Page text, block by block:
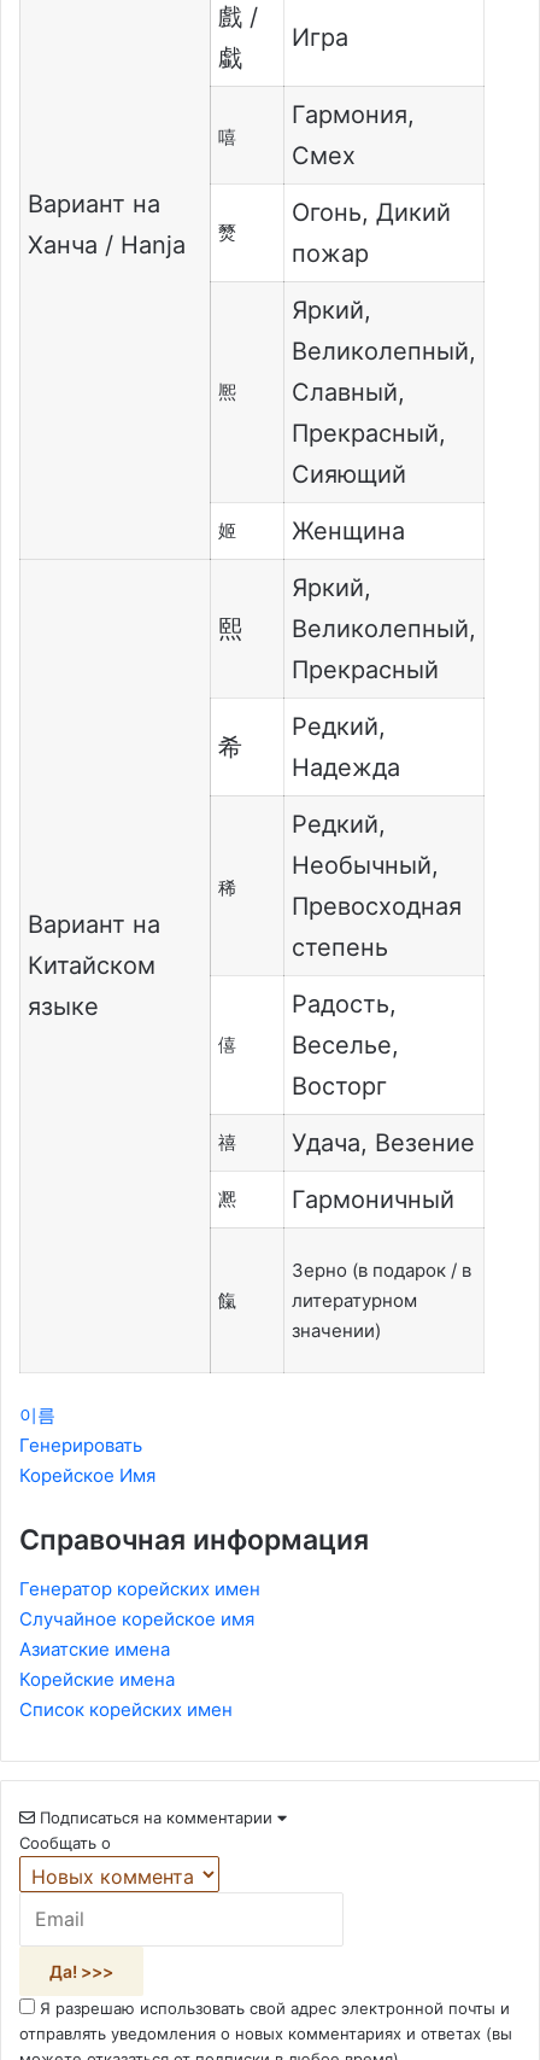
Вариант на
Ханча / Hanja
戲 /
戱
Игра
嘻
Гармония,
Смех
燹
Огонь, Дикий
пожар
熈
Яркий,
Великолепный,
Славный,
Прекрасный,
Сияющий
姬 Женщина
Вариант на
Китайском
языке
熙
Яркий,
Великолепный,
Прекрасный
希
Редкий,
Надежда
稀
Редкий,
Необычный,
Превосходная
степень
僖
Радость,
Веселье,
Восторг
禧 Удача, Везение
凞 Гармоничный
餼
Зерно (в подарок / в
литературном
значении)
이름
Генерировать
Корейское Имя
Справочная информация
Генератор корейских имен
Случайное корейское имя
Азиатские имена
Корейские имена
Список корейских имен
Подписаться на комментарии
Сообщать о
Я разрешаю использовать свой адрес электронной почты и
отправлять уведомления о новых комментариях и ответах (вы